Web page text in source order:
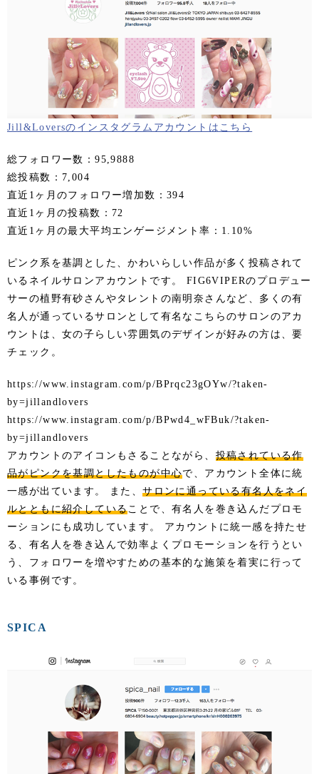
Jill&Loversのインスタグラムアカウントはこちら
総フォロワー数：95,9888
総投稿数：7,004
直近1ヶ月のフォロワー増加数：394
直近1ヶ月の投稿数：72
直近1ヶ月の最大平均エンゲージメント率：1.10%
ピンク系を基調とした、かわいらしい作品が多く投稿されて
いるネイルサロンアカウントです。 FIG6VIPERのプロデュー
サーの植野有砂さんやタレントの南明奈さんなど、多くの有
名人が通っているサロンとして有名なこちらのサロンのアカ
ウントは、女の子らしい雰囲気のデザインが好みの方は、要
チェック。
https://www.instagram.com/p/BPrqc23gOYw/?taken-
by=jillandlovers
https://www.instagram.com/p/BPwd4_wFBuk/?taken-
by=jillandlovers
アカウントのアイコンもさることながら、 投稿されている作
品がピンクを基調としたものが中心で、アカウント全体に統
一感が出ています。 また、サロンに通っている有名人をネイ
ルとともに紹介していることで、有名人を巻き込んだプロモ
ーションにも成功しています。 アカウントに統一感を持たせ
る、有名人を巻き込んで効率よくプロモーションを行うとい
う、フォロワーを増やすための基本的な施策を着実に行って
いる事例です。
SPICA